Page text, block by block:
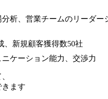
析、営業チームのリーダー
、新規顧客獲得数50社
ケーション能力、交渉力
きます